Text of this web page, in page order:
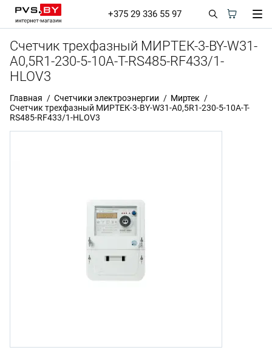
+375 29 336 55 97
Счетчик трехфазный МИРТЕК-3-BY-W31-
A0,5R1-230-5-10A-T-RS485-RF433/1-
HLOV3
Главная Счетчики электроэнергии
Миртек
Счетчик трехфазный МИРТЕК-3-BY-W31-A0,5R1-230-5-10A-T-
RS485-RF433/1-HLOV3